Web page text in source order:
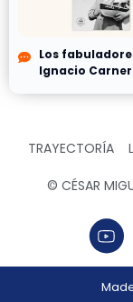
Los
Ignacio
TRAYECTORÍA
© CÉSAR